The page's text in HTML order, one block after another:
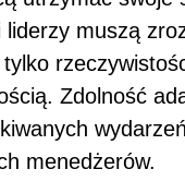
liderzy muszą
Zdolność
menedżerów.